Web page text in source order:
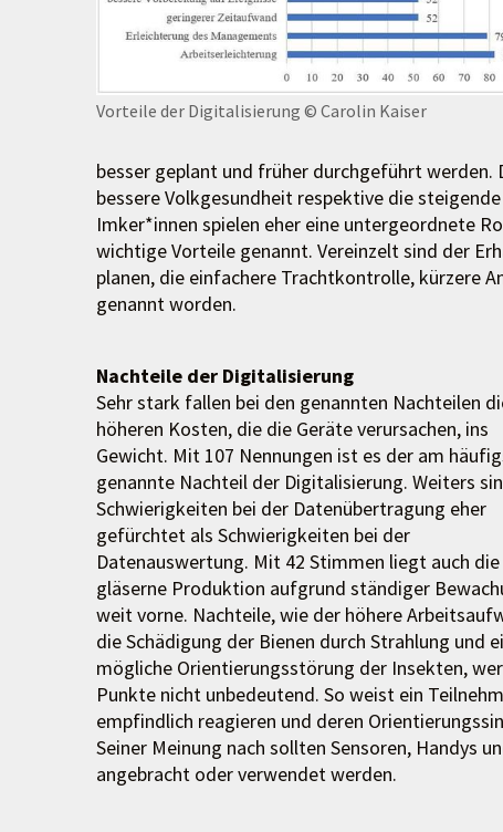
Vorteile der Digitalisierung © Carolin Kaiser
besser geplant und früher durchgeführt werden.
bessere Volkgesundheit respektive die
Imker*innen spielen eher eine untergeordnete
wichtige Vorteile genannt. Vereinzelt sind der
planen, die einfachere Trachtkontrolle, kürzere
genannt worden.
Nachteile der Digitalisierung
Sehr stark fallen bei den genannten Nachteilen
höheren Kosten, die die Geräte verursachen, ins
Gewicht. Mit 107 Nennungen ist es der am
genannte Nachteil der Digitalisierung. Weiters
Schwierigkeiten bei der Datenübertragung eher
gefürchtet als Schwierigkeiten bei der
Datenauswertung. Mit 42 Stimmen liegt auch die
gläserne Produktion aufgrund ständiger
weit vorne. Nachteile, wie der höhere
die Schädigung der Bienen durch Strahlung und
mögliche Orientierungsstörung der Insekten,
Punkte nicht unbedeutend. So weist ein
empfindlich reagieren und deren
Seiner Meinung nach sollten Sensoren, Handys
angebracht oder verwendet werden.